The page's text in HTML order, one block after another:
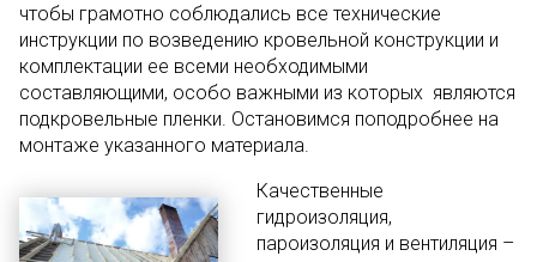
чтобы грамотно соблюдались все технические
инструкции по возведению кровельной конструкции и
комплектации ее всеми необходимыми
составляющими, особо важными из которых являются
подкровельные пленки. Остановимся поподробнее на
монтаже указанного материала.
Качественные
гидроизоляция,
пароизоляция и вентиляция –